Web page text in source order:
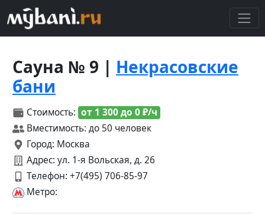
Сауна № 9 | Некрасовские
бани
Стоимость: от 1 300 до 0 ₽/ч
Вместимость: до 50 человек
Город: Москва
Адрес: ул. 1-я Вольская, д. 26
Телефон: +7(495) 706-85-97
Метро: